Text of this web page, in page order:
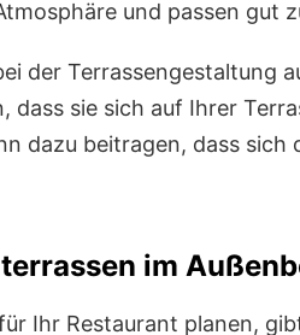
und passen gut
der Terrassengestaltung
dass sie sich auf Ihrer
dazu beitragen, dass sich
im
Ihr Restaurant planen,